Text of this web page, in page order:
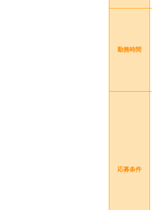
勤務時間
応募条件